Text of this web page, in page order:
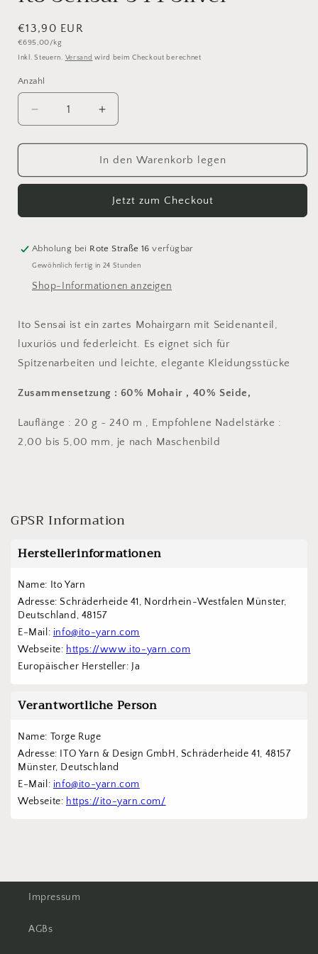
Normaler
Preis
€13,90 EUR
Grundpreis
€695,00/kg
Inkl. Steuern. Versand wird beim Checkout berechnet
Anzahl
Anzahl
Verringere
die
Menge
Ito
Silver
Erhöhe
die
Menge
für
Ito
344
Silver
In den Warenkorb legen
Jetzt zum Checkout
Abholung bei Rote Straße 16 verfügbar
Gewöhnlich fertig in 24 Stunden
Shop-Informationen anzeigen
Ito Sensai ist ein zartes Mohairgarn mit Seidenanteil,
luxuriös und federleicht. Es eignet sich für
Spitzenarbeiten und leichte, elegante Kleidungsstücke
Zusammensetzung : 60% Mohair , 40% Seide,
Lauflänge : 20 g ~ 240 m , Empfohlene Nadelstärke :
2,00 bis 5,00 mm, je nach Maschenbild
GPSR Information
Herstellerinformationen
Name: Ito Yarn
Adresse: Schräderheide 41, Nordrhein-Westfalen Münster,
Deutschland, 48157
E-Mail: info@ito-yarn.com
Webseite: https://www.ito-yarn.com
Europäischer Hersteller: Ja
Verantwortliche Person
Name: Torge Ruge
Adresse: ITO Yarn & Design GmbH, Schräderheide 41, 48157
Münster, Deutschland
E-Mail: info@ito-yarn.com
Webseite: https://ito-yarn.com/
Impressum
AGBs